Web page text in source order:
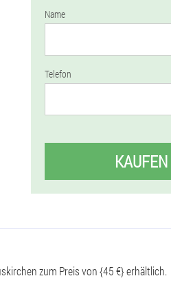
Name
Telefon
KAUFEN
zum Preis von {45 €} erhältlich.